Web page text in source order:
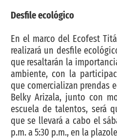
Desfile ecológico
En el marco del Ecofest
realizará un desfile
que resaltarán la
ambiente, con la
que comercializan prendas
Belky Arizala, junto con
escuela de talentos, será
que se llevará a cabo el
p.m. a 5:30 p.m., en la